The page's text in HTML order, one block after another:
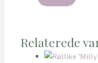
Relaterede